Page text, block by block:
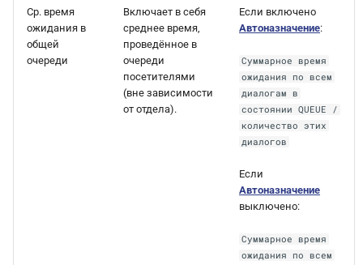
Ср. время
ожидания в
общей
очереди
Включает в себя
среднее время,
проведённое в
очереди
посетителями
(вне зависимости
от отдела).
Если включено
Автоназначение:
Суммарное время
ожидания по всем
диалогам в
состоянии QUEUE /
количество этих
диалогов
Если
Автоназначение
выключено:
Cуммарное время
ожидания по всем